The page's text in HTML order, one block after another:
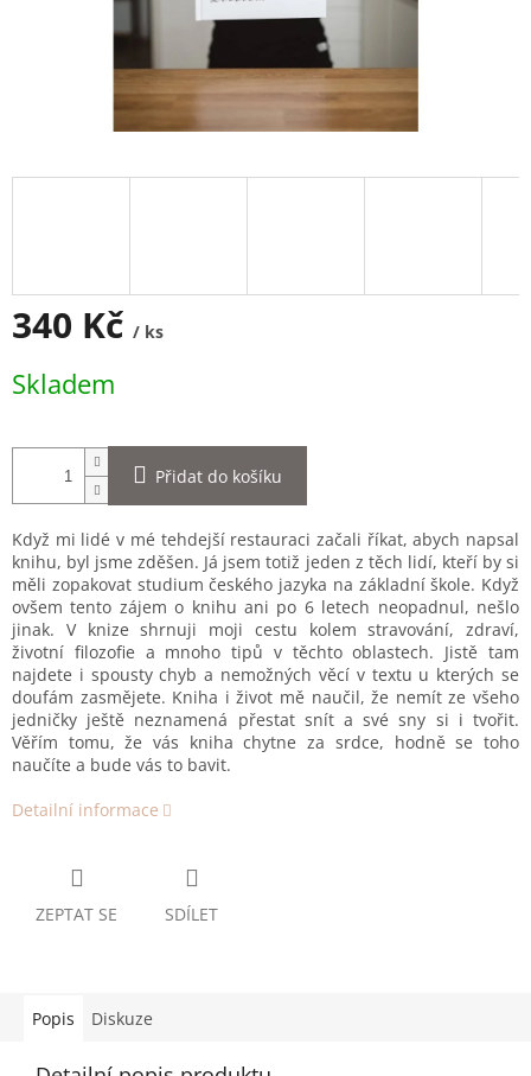
340 Kč / ks
cena:
Skladem
Přidat do košíku
Když mi lidé v mé tehdejší restauraci začali říkat, abych napsal
knihu, byl jsme zděšen. Já jsem totiž jeden z těch lidí, kteří by si
měli zopakovat studium českého jazyka na základní škole. Když
ovšem tento zájem o knihu ani po 6 letech neopadnul, nešlo
jinak. V knize shrnuji moji cestu kolem stravování, zdraví,
životní filozofie a mnoho tipů v těchto oblastech. Jistě tam
najdete i spousty chyb a nemožných věcí v textu u kterých se
doufám zasmějete. Kniha i život mě naučil, že nemít ze všeho
jedničky ještě neznamená přestat snít a své sny si i tvořit.
Věřím tomu, že vás kniha chytne za srdce, hodně se toho
naučíte a bude vás to bavit.
Detailní informace
ZEPTAT SE SDÍLET
Popis Diskuze